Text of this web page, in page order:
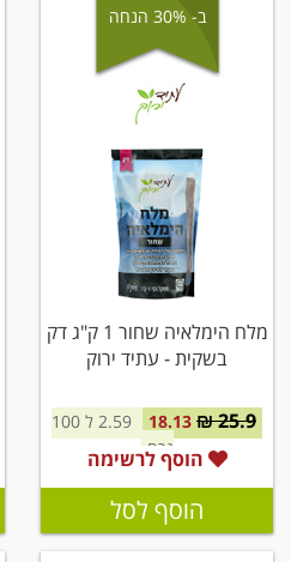
ב- 30% הנחה
מלח הימלאיה שחור 1 ק"ג דק
בשקית - עתיד ירוק
25.9 ₪
18.13
2.59 ל 100
גרם
הוסף לרשימה
הוסף לסל